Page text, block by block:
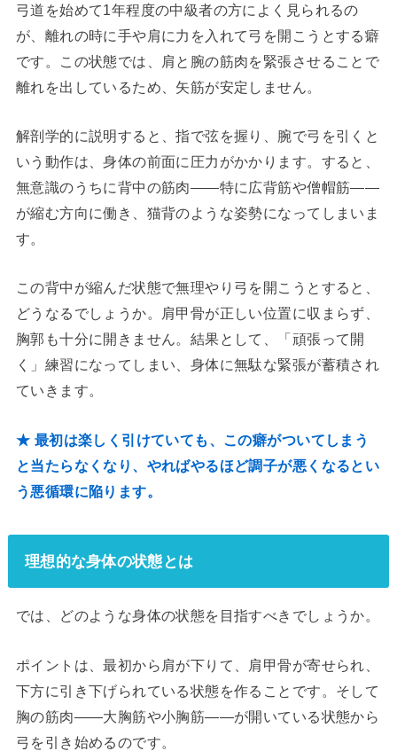
弓道を始めて1年程度の中級者の方によく見られるの
が、離れの時に手や肩に力を入れて弓を開こうとする癖
です。この状態では、肩と腕の筋肉を緊張させることで
離れを出しているため、矢筋が安定しません。
解剖学的に説明すると、指で弦を握り、腕で弓を引くと
いう動作は、身体の前面に圧力がかかります。すると、
無意識のうちに背中の筋肉——特に広背筋や僧帽筋——
が縮む方向に働き、猫背のような姿勢になってしまいま
す。
この背中が縮んだ状態で無理やり弓を開こうとすると、
どうなるでしょうか。肩甲骨が正しい位置に収まらず、
胸郭も十分に開きません。結果として、「頑張って開
く」練習になってしまい、身体に無駄な緊張が蓄積され
ていきます。
★ 最初は楽しく引けていても、この癖がついてしまう
と当たらなくなり、やればやるほど調子が悪くなるとい
う悪循環に陥ります。
理想的な身体の状態とは
では、どのような身体の状態を目指すべきでしょうか。
ポイントは、最初から肩が下りて、肩甲骨が寄せられ、
下方に引き下げられている状態を作ることです。そして
胸の筋肉——大胸筋や小胸筋——が開いている状態から
弓を引き始めるのです。